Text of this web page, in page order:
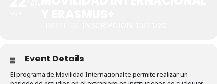
Event Details
El programa de Movilidad Internacional te permite realizar un